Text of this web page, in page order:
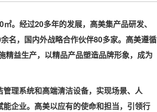
。经过20多年的发展，高美集产品研发、
名，国内外战略合作伙伴80多家。高美遵循
精益生产，以精品产品塑造品牌形象，成为
理系统和高端清洁设备，实现场景、人
企业。高美以应有的使命和担当，引领行